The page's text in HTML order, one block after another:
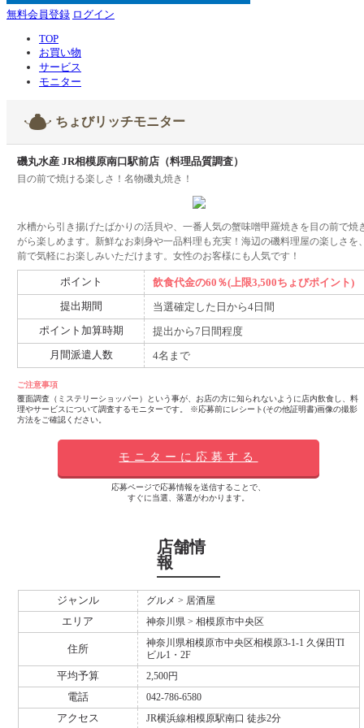
無料会員登録 ログイン
TOP
お買い物
サービス
モニター
ちょびリッチモニター
磯丸水産 JR相模原南口駅前店（料理品質調査）
目の前で焼ける楽しさ！名物磯丸焼き！
水槽から引き揚げたばかりの活貝や、一番人気の蟹味噌甲羅焼きを目の前で焼
がら楽しめます。新鮮なお刺身や一品料理も充実！海辺の磯料理屋の楽しさを
前で気軽にお楽しみいただけます。女性のお客様にも人気です！
ポイント
飲食代金の60％(上限3,500ちょびポイント)
提出期間
当選確定した日から4日間
ポイント加算時期
提出から7日間程度
月間派遣人数
4名まで
ご注意事項
覆面調査（ミステリーショッパー）という事が、お店の方に知られないように店内飲食し、料
理やサービスについて調査するモニターです。 ※応募前にレシート(その他証明書)画像の撮影
方法をご確認ください。
モニターに応募する
応募ページで応募情報を送信することで、
すぐに当選、落選がわかります。
店舗情
報
ジャンル グルメ > 居酒屋
エリア 神奈川県 > 相模原市中央区
住所
神奈川県相模原市中央区相模原3-1-1 久保田TI
ビル1・2F
平均予算 2,500円
電話 042-786-6580
アクセス JR横浜線相模原駅南口 徒歩2分